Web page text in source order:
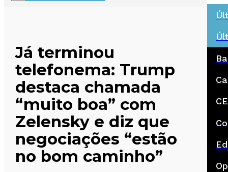
Já terminou
telefonema: Trump
destaca chamada
“muito boa” com
Zelensky e diz que
negociações “estão
no bom caminho”